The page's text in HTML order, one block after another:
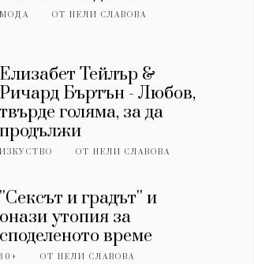
МОДА ОТНЕЛИ СЛАВОВА
Елизабет Тейлър &
Ричард Бъртън - Любов,
твърде голяма, за да
продължи
ИЗКУСТВО ОТНЕЛИ СЛАВОВА
''Сексът и градът'' и
онази утопия за
споделеното време
30+ ОТНЕЛИ СЛАВОВА